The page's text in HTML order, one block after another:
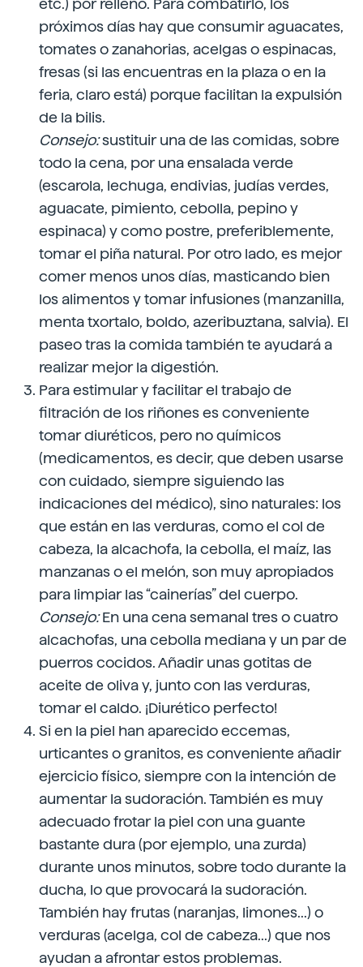
etc.) por relleno. Para combatirlo, los
próximos días hay que consumir aguacates,
tomates o zanahorias, acelgas o espinacas,
fresas (si las encuentras en la plaza o en la
feria, claro está) porque facilitan la expulsión
de la bilis.
Consejo:sustituir una de las comidas, sobre
todo la cena, por una ensalada verde
(escarola, lechuga, endivias, judías verdes,
aguacate, pimiento, cebolla, pepino y
espinaca) y como postre, preferiblemente,
tomar el piña natural. Por otro lado, es mejor
comer menos unos días, masticando bien
los alimentos y tomar infusiones (manzanilla,
menta txortalo, boldo, azeribuztana, salvia). El
paseo tras la comida también te ayudará a
realizar mejor la digestión.
Para estimular y facilitar el trabajo de
filtración de los riñones es conveniente
tomar diuréticos, pero no químicos
(medicamentos, es decir, que deben usarse
con cuidado, siempre siguiendo las
indicaciones del médico), sino naturales: los
que están en las verduras, como el col de
cabeza, la alcachofa, la cebolla, el maíz, las
manzanas o el melón, son muy apropiados
para limpiar las “cainerías” del cuerpo.
Consejo:En una cena semanal tres o cuatro
alcachofas, una cebolla mediana y un par de
puerros cocidos. Añadir unas gotitas de
aceite de oliva y, junto con las verduras,
tomar el caldo. ¡Diurético perfecto!
Si en la piel han aparecido eccemas,
urticantes o granitos, es conveniente añadir
ejercicio físico, siempre con la intención de
aumentar la sudoración. También es muy
adecuado frotar la piel con una guante
bastante dura (por ejemplo, una zurda)
durante unos minutos, sobre todo durante la
ducha, lo que provocará la sudoración.
También hay frutas (naranjas, limones...) o
verduras (acelga, col de cabeza...) que nos
ayudan a afrontar estos problemas.